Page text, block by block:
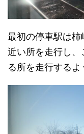
最初の停車駅は
近い所を走行し
る所を走行するよ